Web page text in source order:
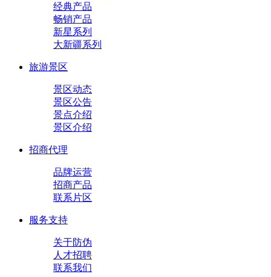
经典产品
畅销产品
新星系列
大新疆系列
旅游景区
景区动态
景区公告
景点介绍
景区介绍
招商代理
品牌运营
招商产品
联系片区
服务支持
关于防伪
人才招聘
联系我们